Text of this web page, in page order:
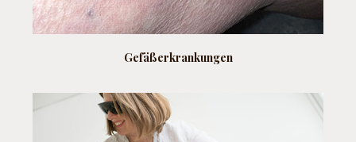
Gefäßerkrankungen